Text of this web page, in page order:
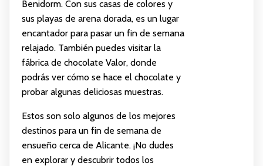
Benidorm. Con sus casas de colores y
sus playas de arena dorada, es un lugar
encantador para pasar un fin de semana
relajado. También puedes visitar la
fábrica de chocolate Valor, donde
podrás ver cómo se hace el chocolate y
probar algunas deliciosas muestras.
Estos son solo algunos de los mejores
destinos para un fin de semana de
ensueño cerca de Alicante. ¡No dudes
en explorar y descubrir todos los